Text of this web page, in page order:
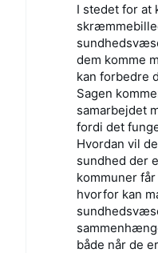
I stedet for at
dem komme
kan forbedre
Sagen
samarbejdet
fordi det
Hvordan vil
sundhed der
kommuner
hvorfor kan
både når de